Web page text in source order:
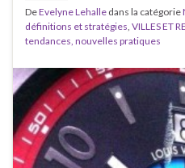
DeEvelyne Lehalle dans la catégorie
définitions et stratégies, VILLES ET
tendances, nouvelles pratiques